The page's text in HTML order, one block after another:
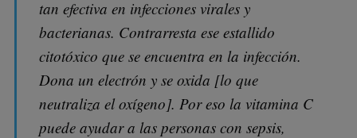
tan efectiva en infecciones virales y
bacterianas. Contrarresta ese estallido
citotóxico que se encuentra en la infección.
Dona un electrón y se oxida [lo que
neutraliza el oxígeno]. Por eso la vitamina C
puede ayudar a las personas con sepsis,